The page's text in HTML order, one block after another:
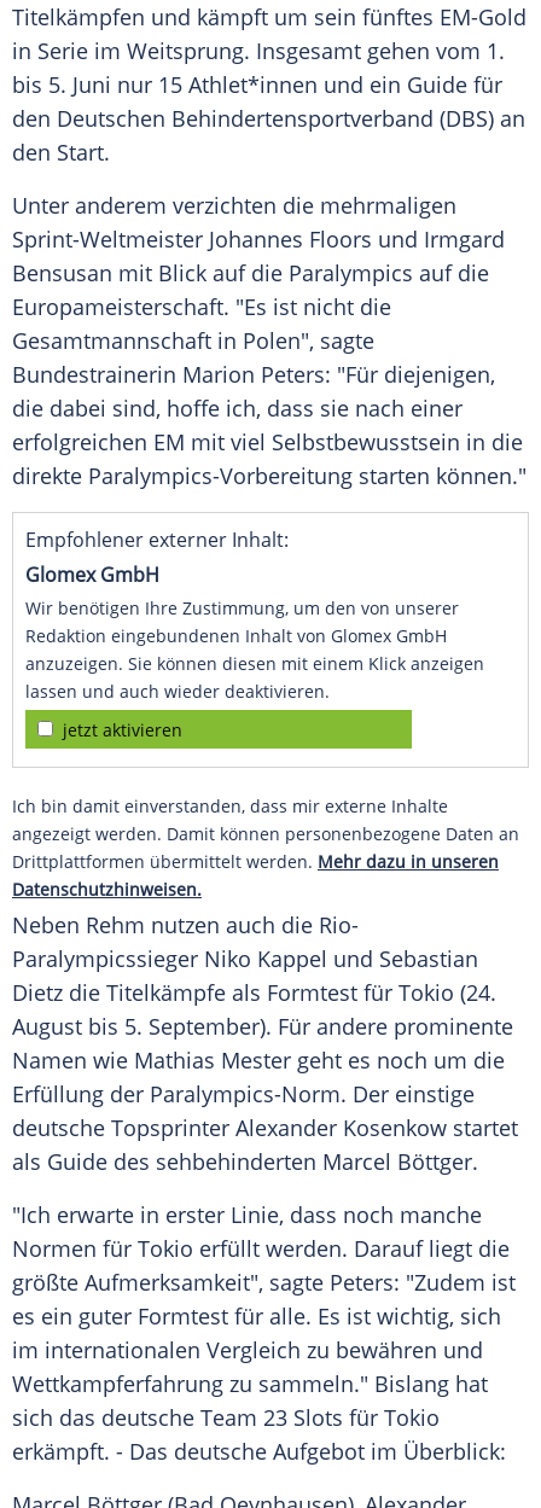
Titelkämpfen und kämpft um sein fünftes EM-Gold
in Serie im Weitsprung. Insgesamt gehen vom 1.
bis 5. Juni nur 15 Athlet*innen und ein Guide für
den Deutschen Behindertensportverband (DBS) an
den Start.
Unter anderem verzichten die mehrmaligen
Sprint-Weltmeister Johannes Floors und Irmgard
Bensusan mit Blick auf die Paralympics auf die
Europameisterschaft. "Es ist nicht die
Gesamtmannschaft in Polen", sagte
Bundestrainerin Marion Peters: "Für diejenigen,
die dabei sind, hoffe ich, dass sie nach einer
erfolgreichen EM mit viel Selbstbewusstsein in die
direkte Paralympics-Vorbereitung starten können."
Empfohlener externer Inhalt:
Glomex GmbH
Wir benötigen Ihre Zustimmung, um den von unserer
Redaktion eingebundenen Inhalt von Glomex GmbH
anzuzeigen. Sie können diesen mit einem Klick anzeigen
lassen und auch wieder deaktivieren.
jetzt aktivieren
Ich bin damit einverstanden, dass mir externe Inhalte
angezeigt werden. Damit können personenbezogene Daten an
Drittplattformen übermittelt werden. Mehr dazu in unseren
Datenschutzhinweisen.
Neben Rehm nutzen auch die Rio-
Paralympicssieger Niko Kappel und Sebastian
Dietz die Titelkämpfe als Formtest für Tokio (24.
August bis 5. September). Für andere prominente
Namen wie Mathias Mester geht es noch um die
Erfüllung der Paralympics-Norm. Der einstige
deutsche Topsprinter Alexander Kosenkow startet
als Guide des sehbehinderten Marcel Böttger.
"Ich erwarte in erster Linie, dass noch manche
Normen für Tokio erfüllt werden. Darauf liegt die
größte Aufmerksamkeit", sagte Peters: "Zudem ist
es ein guter Formtest für alle. Es ist wichtig, sich
im internationalen Vergleich zu bewähren und
Wettkampferfahrung zu sammeln." Bislang hat
sich das deutsche Team 23 Slots für Tokio
erkämpft. - Das deutsche Aufgebot im Überblick: